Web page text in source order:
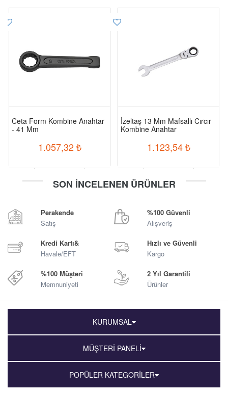
Ceta Form Kombine Anahtar
- 41 Mm
1.057,32₺
İzeltaş 13 Mm Mafsallı Cırcır
Kombine Anahtar
1.123,54₺
SON İNCELENEN ÜRÜNLER
Perakende
Satış
%100 Güvenli
Alışveriş
Kredi Kartı&
Havale/EFT
Hızlı ve Güvenli
Kargo
%100 Müşteri
Memnuniyeti
2 Yıl Garantili
Ürünler
KURUMSAL
MÜŞTERİ PANELİ
POPÜLER KATEGORİLER